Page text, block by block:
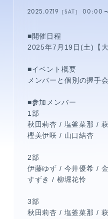
2025.07.19 ［SAT］00:00
■開催日程
2025年7月19日(土)【
■イベント概要
メンバーと個別の握手会
■参加メンバー
1部
秋田莉杏 / 塩釜菜那 /
樫美伊咲 / 山口結杏
2部
伊藤ゆず / 今井優希 /
すずき / 柳堀花怜
3部
秋田莉杏 / 塩釜菜那 /